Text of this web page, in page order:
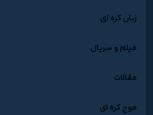
زبان کره ای
فیلم و سریال
مقالات
موج کره ای